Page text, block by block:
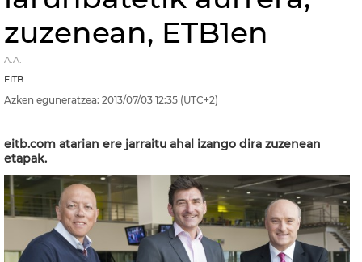
zuzenean, ETB1en
A.A.
EITB
Azken eguneratzea: 2013/07/03 12:35 (UTC+2)
eitb.com atarian ere jarraitu ahal izango dira zuzenean
etapak.